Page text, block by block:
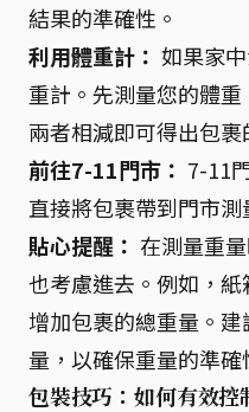
結果的準確性。
利用體重計： 如果家
重計。先測量您的體重
兩者相減即可得出包裹
前往7-11門市： 7-11
直接將包裹帶到門市測
貼心提醒： 在測量重
也考慮進去。例如，
增加包裹的總重量。
量，以確保重量的準確
包裝技巧：如何有效控